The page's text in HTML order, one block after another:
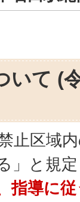
いて (
止区域
」と規
指導に